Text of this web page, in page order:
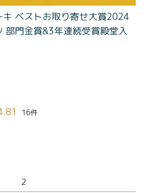
く表記
キ ベストお取り寄せ大賞2024
部門金賞&3年連続受賞殿堂入
16
2